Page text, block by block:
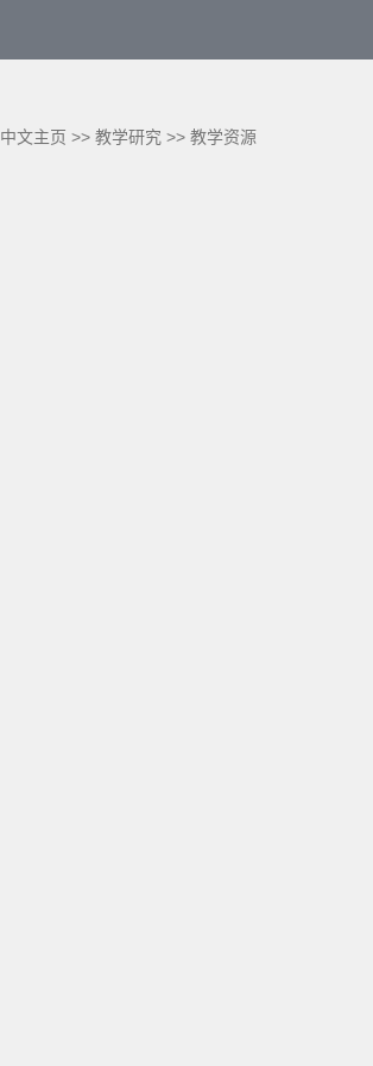
中文主页 >>教学研究 >>教学资源